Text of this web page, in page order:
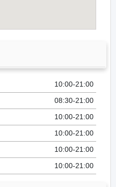
10:00-21:00
08:30-21:00
10:00-21:00
10:00-21:00
10:00-21:00
10:00-21:00